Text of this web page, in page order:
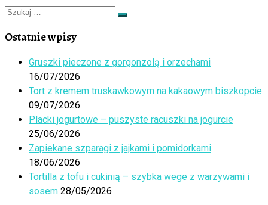
Szukaj
Szukaj
Ostatnie wpisy
Gruszki pieczone z gorgonzolą i orzechami
16/07/2026
Tort z kremem truskawkowym na kakaowym biszkopcie
09/07/2026
Placki jogurtowe – puszyste racuszki na jogurcie
25/06/2026
Zapiekane szparagi z jajkami i pomidorkami
18/06/2026
Tortilla z tofu i cukinią – szybka wege z warzywami i
sosem 28/05/2026